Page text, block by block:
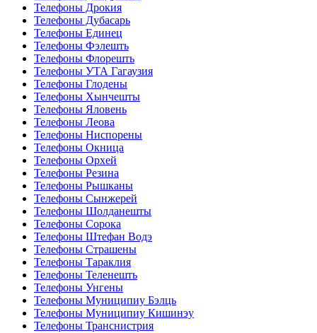
Телефоны Дрокия
Телефоны Дубасарь
Телефоны Единец
Телефоны Фэлешть
Телефоны Флорешть
Телефоны УТА Гагаузия
Телефоны Глодены
Телефоны Хынчешты
Телефоны Яловень
Телефоны Леова
Телефоны Ниспорены
Телефоны Окница
Телефоны Орхей
Телефоны Резина
Телефоны Рышканы
Телефоны Сынжерей
Телефоны Шолданешты
Телефоны Сорока
Телефоны Штефан Водэ
Телефоны Страшены
Телефоны Тараклия
Телефоны Теленешть
Телефоны Унгены
Телефоны Муниципиу Бэлць
Телефоны Муниципиу Кишинэу
Телефоны Транснистрия